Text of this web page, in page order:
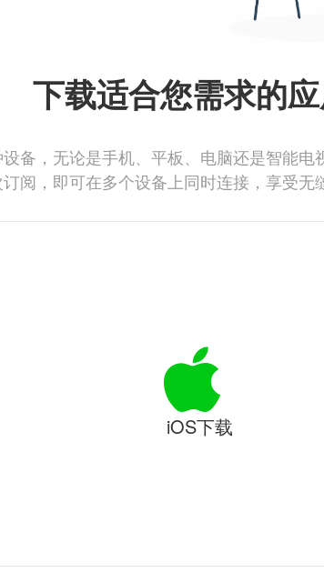
下载适合您需求的
备，无论是手机、平板、电脑还是智能电
阅，即可在多个设备上同时连接，享受无
iOS下载